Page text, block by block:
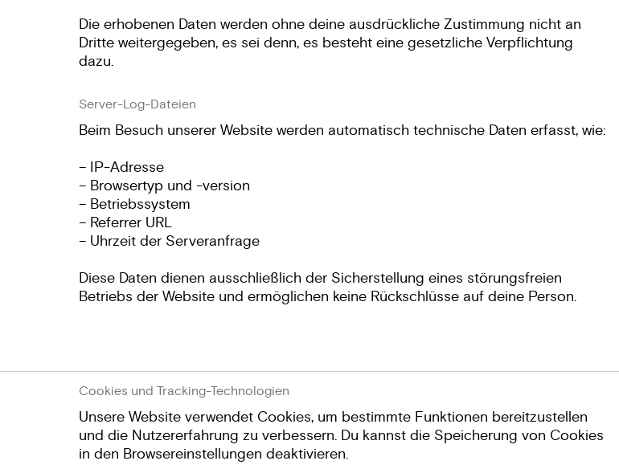
Die erhobenen Daten werden ohne deine ausdrückliche Zustimmung nicht an
Dritte weitergegeben, es sei denn, es besteht eine gesetzliche Verpflichtung
dazu.
Server-Log-Dateien
Beim Besuch unserer Website werden automatisch technische Daten erfasst, wie:
– IP-Adresse
– Browsertyp und -version
– Betriebssystem
– Referrer URL
– Uhrzeit der Serveranfrage
Diese Daten dienen ausschließlich der Sicherstellung eines störungsfreien
Betriebs der Website und ermöglichen keine Rückschlüsse auf deine Person.
Cookies und Tracking-Technologien
Unsere Website verwendet Cookies, um bestimmte Funktionen bereitzustellen
und die Nutzererfahrung zu verbessern. Du kannst die Speicherung von Cookies
in den Browsereinstellungen deaktivieren.